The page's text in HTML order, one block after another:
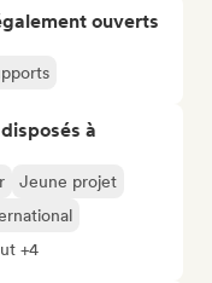
ouverts
à
Jeune projet
+4